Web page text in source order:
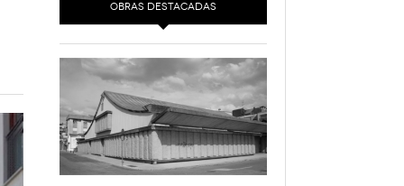
OBRAS DESTACADAS